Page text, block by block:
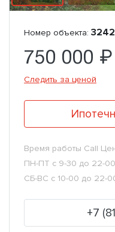
Номер объекта:
750 000 ₽
Следить за ценой
Время работы Call
ПН-ПТ с 9-30 до 22-00
СБ-ВС с 10-00 до 22-
+7